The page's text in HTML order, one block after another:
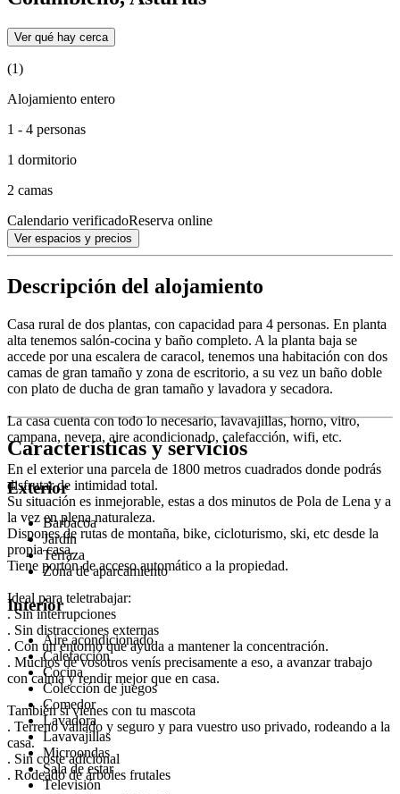
Ver qué hay cerca
(1)
Alojamiento entero
1 - 4 personas
1 dormitorio
2 camas
Calendario verificadoReserva online
Ver espacios y precios
Descripción del alojamiento
Casa rural de dos plantas, con capacidad para 4 personas. En planta
alta tenemos salón-cocina y baño completo. A la planta baja se
accede por una escalera de caracol, tenemos una habitación con dos
camas de gran tamaño y zona de escritorio, a su vez un baño doble
con plato de ducha de gran tamaño y lavadora y secadora.
La casa cuenta con todo lo necesario, lavavajillas, horno, vitro,
campana, nevera, aire acondicionado, calefacción, wifi, etc.
En el exterior una parcela de 1800 metros cuadrados donde podrás
disfrutar de intimidad total.
Su situación es inmejorable, estas a dos minutos de Pola de Lena y a
la vez en plena naturaleza.
Dispones de rutas de montaña, bike, cicloturismo, ski, etc desde la
propia casa.
Tiene portón de acceso automático a la propiedad.
Ideal para teletrabajar:
. Sin interrupciones
. Sin distracciones externas
. Con un entorno que ayuda a mantener la concentración.
. Muchos de vosotros venís precisamente a eso, a avanzar trabajo
con calma y rendir mejor que en casa.
También si vienes con tu mascota
. Terreno vallado y seguro y para vuestro uso privado, rodeando a la
casa.
. Sin coste adicional
. Rodeado de árboles frutales
Características y servicios
Exterior
Barbacoa
Jardín
Terraza
Zona de aparcamiento
Interior
Aire acondicionado
Calefacción
Cocina
Colección de juegos
Comedor
Lavadora
Lavavajillas
Microondas
Sala de estar
Televisión